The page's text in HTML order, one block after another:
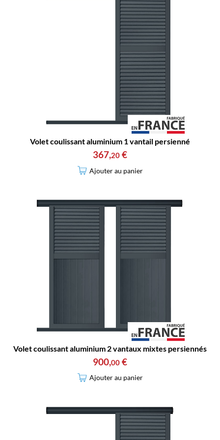
Volet coulissant aluminium 1 vantail persienné
367,20 €
Ajouter au panier
Volet coulissant aluminium 2 vantaux mixtes persiennés
900,00 €
Ajouter au panier